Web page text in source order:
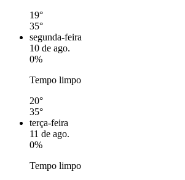
19°
35°
segunda-feira
10 de ago.
0%
Tempo limpo
20°
35°
terça-feira
11 de ago.
0%
Tempo limpo